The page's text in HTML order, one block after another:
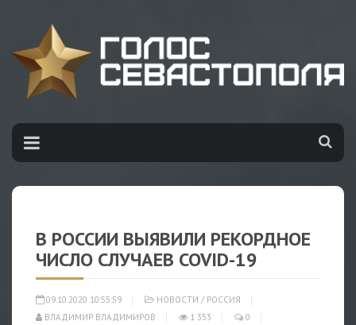
В РОССИИ ВЫЯВИЛИ РЕКОРДНОЕ
ЧИСЛО СЛУЧАЕВ COVID-19
09.10.2020 10:55:59 НОВОСТИ / РОССИЯ
ВЛАДИМИР ВЛАДИМИРОВ
1 353 0